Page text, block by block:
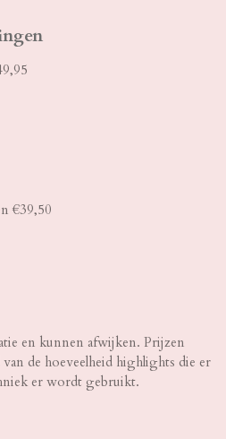
€39,50
en kunnen afwijken. Prijzen
van de hoeveelheid highlights die er
er wordt gebruikt.